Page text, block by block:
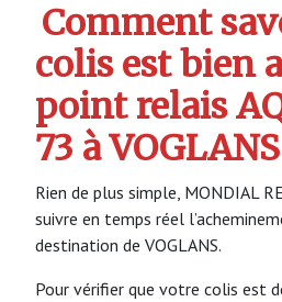
Comment
colis est bien
point relais
73 à VOGLANS
Rien de plus simple, MONDIAL
suivre en temps réel
destination de VOGLANS.
Pour vérifier que votre colis est